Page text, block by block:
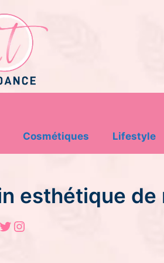
Cosmétiques Lifestyle
esthétique
Twitter
Instagram